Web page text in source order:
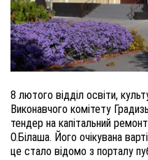
8 лютого відділ освіти,
Виконавчого комітету
тендер на капітальний ремонт
О.Білаша. Його очікувана
це стало відомо з порталу